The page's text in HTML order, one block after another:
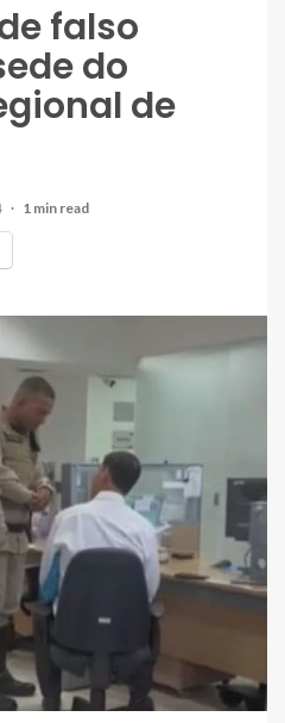
falso
do
de
1 min read